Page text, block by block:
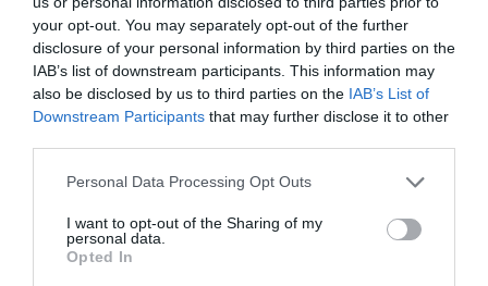
your opt-out. You may separately opt-out of the further
disclosure of your personal information by third parties on the
IAB’s list of downstream participants. This information may
also be disclosed by us to third parties on the IAB’s List of
Downstream Participants that may further disclose it to other
Personal Data Processing Opt Outs
I want to opt-out of the Sharing of my
personal data.
Opted In
See
more
Articolul anterior
Prato, român de 40 de ani s-a aruncat de
pe acoperişul poliţiei municipale: grav rănit
Următorul articol
Cursurile de limba română, final festiv.
“Participarea la curs depinde foarte mult
de părinţi.”
AȚI PUTEA DORI DE